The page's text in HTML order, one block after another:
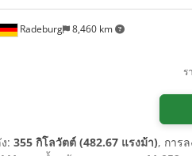
Radeburg 8,460 km
ร
: 355 กิโลวัตต์ (482.67 แรงม้า), การ